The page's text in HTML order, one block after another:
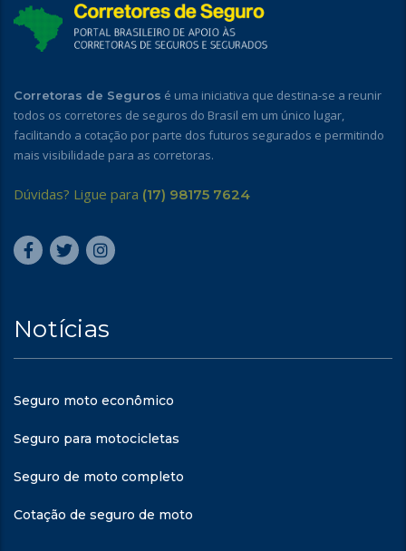
Corretoras de Seguros é uma iniciativa que destina-se a reunir
todos os corretores de seguros do Brasil em um único lugar,
facilitando a cotação por parte dos futuros segurados e permitindo
mais visibilidade para as corretoras.
Dúvidas? Ligue para (17) 98175 7624
Notícias
Seguro moto econômico
Seguro para motocicletas
Seguro de moto completo
Cotação de seguro de moto